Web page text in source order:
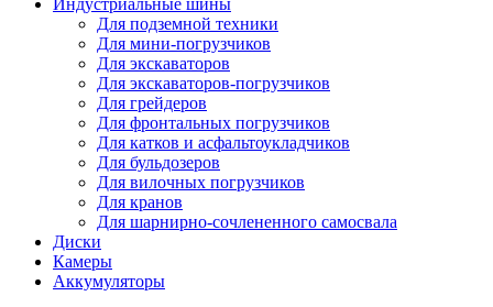
Для подземной техники
Для мини-погрузчиков
Для экскаваторов
Для экскаваторов-погрузчиков
Для грейдеров
Для фронтальных погрузчиков
Для катков и асфальтоукладчиков
Для бульдозеров
Для вилочных погрузчиков
Для кранов
Для шарнирно-сочлененного самосвала
Диски
Камеры
Аккумуляторы